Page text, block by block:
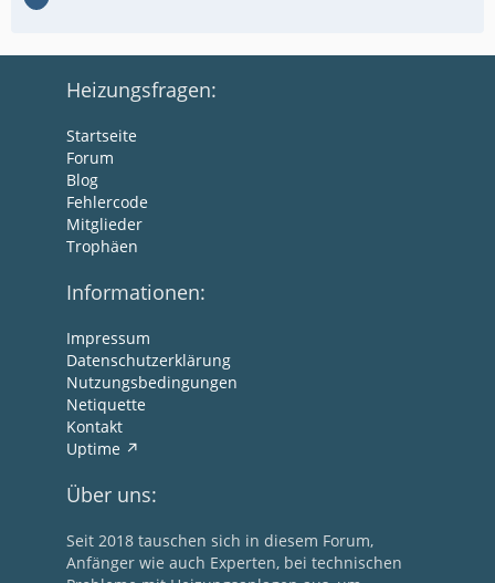
Heizungsfragen:
Startseite
Forum
Blog
Fehlercode
Mitglieder
Trophäen
Informationen:
Impressum
Datenschutzerklärung
Nutzungsbedingungen
Netiquette
Kontakt
Uptime
Über uns:
Seit 2018 tauschen sich in diesem Forum,
Anfänger wie auch Experten, bei technischen